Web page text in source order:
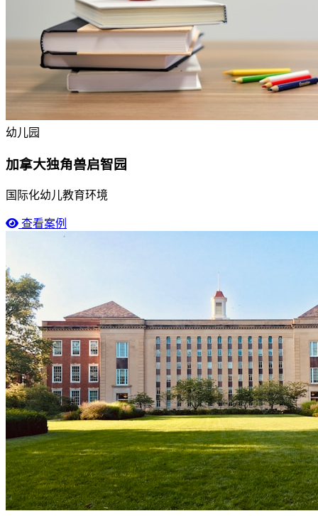
幼儿园
加拿大独角兽启智园
国际化幼儿教育环境
查看案例